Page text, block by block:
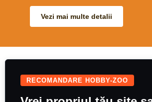
Vezi mai multe detalii
RECOMANDARE HOBBY-ZOO